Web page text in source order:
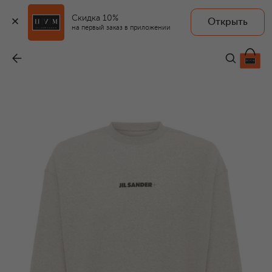
Скидка 10%
на первый заказ в приложении
Открыть
44 500 ₽